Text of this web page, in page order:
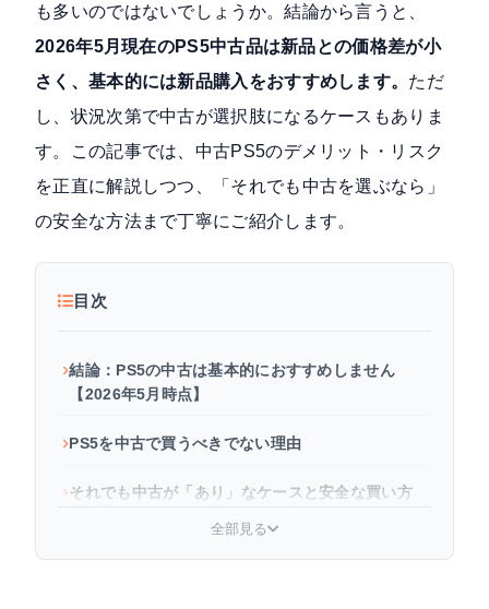
も多いのではないでしょうか。結論から言うと、
2026年5月現在のPS5中古品は新品との価格差が小
さく、基本的には新品購入をおすすめします。 ただ
し、状況次第で中古が選択肢になるケースもありま
す。この記事では、中古PS5のデメリット・リスク
を正直に解説しつつ、「それでも中古を選ぶなら」
の安全な方法まで丁寧にご紹介します。
目次
結論：PS5の中古は基本的におすすめしません
【2026年5月時点】
PS5を中古で買うべきでない理由
それでも中古が「あり」なケースと安全な買い方
中古PS5の価格相場（2026年5月時点）
全部見る